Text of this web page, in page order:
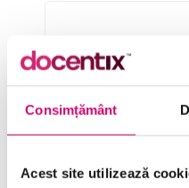
Consimțământ
Acest site utilizează
Categorii de
Comunicare
Finanțe